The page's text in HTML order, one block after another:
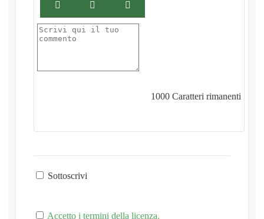
1000 Caratteri rimanenti
Sottoscrivi
Accetto i termini della licenza.